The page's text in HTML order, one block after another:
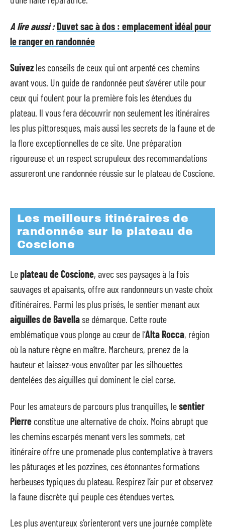
A lire aussi :Duvet sac à dos : emplacement idéal pour
le ranger en randonnée
Suivez les conseils de ceux qui ont arpenté ces chemins
avant vous. Un guide de randonnée peut s’avérer utile pour
ceux qui foulent pour la première fois les étendues du
plateau. Il vous fera découvrir non seulement les itinéraires
les plus pittoresques, mais aussi les secrets de la faune et de
la flore exceptionnelles de ce site. Une préparation
rigoureuse et un respect scrupuleux des recommandations
assureront une randonnée réussie sur le plateau de Coscione.
Les meilleurs itinéraires de
randonnée sur le plateau de
Coscione
Leplateau de Coscione, avec ses paysages à la fois
sauvages et apaisants, offre aux randonneurs un vaste choix
d’itinéraires. Parmi les plus prisés, le sentier menant aux
aiguilles de Bavellase démarque. Cette route
emblématique vous plonge au cœur de l’Alta Rocca, région
où la nature règne en maître. Marcheurs, prenez de la
hauteur et laissez-vous envoûter par les silhouettes
dentelées des aiguilles qui dominent le ciel corse.
Pour les amateurs de parcours plus tranquilles, lesentier
Pierre constitue une alternative de choix. Moins abrupt que
les chemins escarpés menant vers les sommets, cet
itinéraire offre une promenade plus contemplative à travers
les pâturages et les pozzines, ces étonnantes formations
herbeuses typiques du plateau. Respirez l’air pur et observez
la faune discrète qui peuple ces étendues vertes.
Les plus aventureux s’orienteront vers une journée complète